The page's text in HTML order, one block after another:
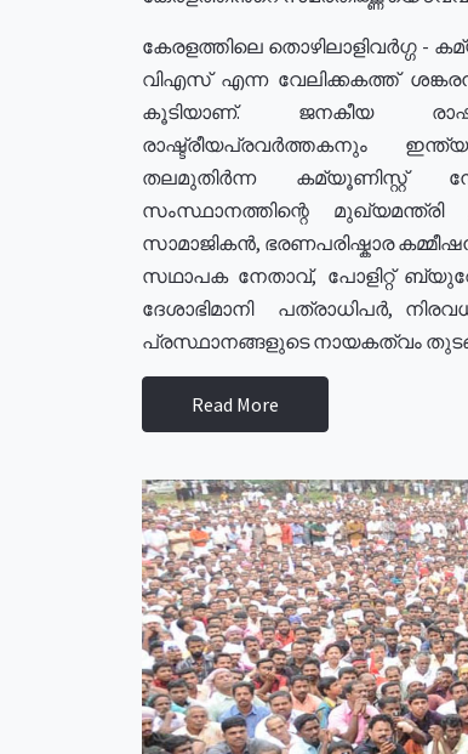
കേരളത്തിലെ തൊഴിലാളിവർഗ്ഗ -
വിഎസ് എന്ന വേലിക്കകത്ത്
കൂടിയാണ്. ജനകീയ
രാഷ്ട്രീയപ്രവർത്തകനും
തലമുതിർന്ന കമ്യൂണിസ്റ്റ്
സംസ്ഥാനത്തിന്റെ
സാമാജികൻ, ഭരണപരിഷ്കാര
സഥാപക നേതാവ്, പോളിറ്റ്
ദേശാഭിമാനി പത്രാധിപർ,
പ്രസ്ഥാനങ്ങളുടെ നായകത്വം
Read More